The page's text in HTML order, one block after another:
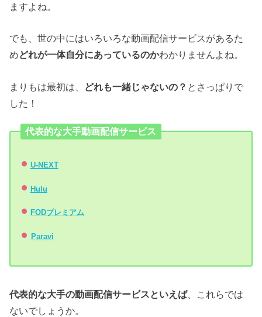
ますよね。
でも、世の中にはいろいろな動画配信サービスがあるた
めどれが一体自分にあっているのかわかりませんよね。
まりもは最初は、 どれも一緒じゃないの？ とさっぱりで
した！
代表的な大手動画配信サービス
U-NEXT
Hulu
FODプレミアム
Paravi
代表的な大手の動画配信サービスといえば、これらでは
ないでしょうか。